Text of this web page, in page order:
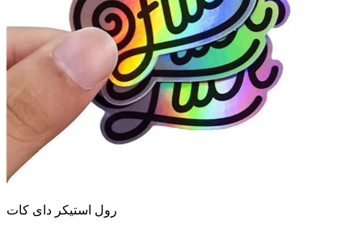
رول استیکر دای کات